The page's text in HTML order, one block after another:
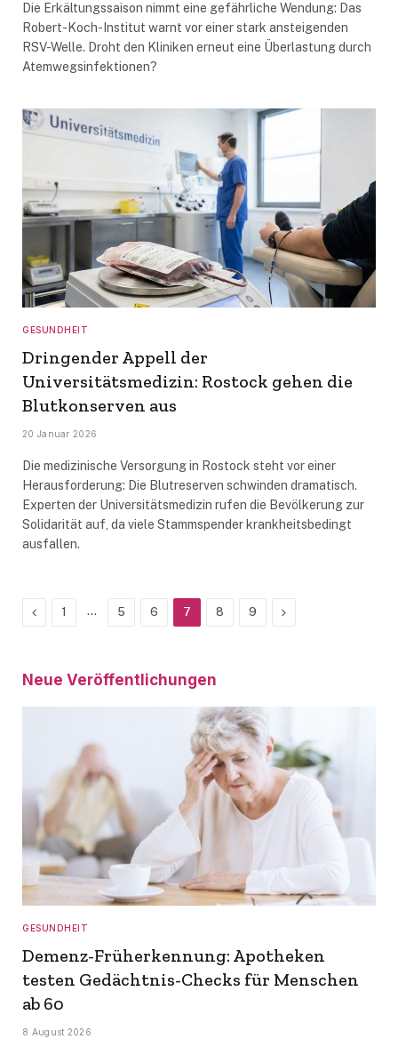
Die Erkältungssaison nimmt eine gefährliche Wendung: Das
Robert-Koch-Institut warnt vor einer stark ansteigenden
RSV-Welle. Droht den Kliniken erneut eine Überlastung durch
Atemwegsinfektionen?
GESUNDHEIT
Dringender Appell der
Universitätsmedizin: Rostock gehen die
Blutkonserven aus
20 Januar 2026
Die medizinische Versorgung in Rostock steht vor einer
Herausforderung: Die Blutreserven schwinden dramatisch.
Experten der Universitätsmedizin rufen die Bevölkerung zur
Solidarität auf, da viele Stammspender krankheitsbedingt
ausfallen.
Previous
1 … 5 6 7 8 9 Next
Neue Veröffentlichungen
GESUNDHEIT
Demenz-Früherkennung: Apotheken
testen Gedächtnis-Checks für Menschen
ab 60
8 August 2026